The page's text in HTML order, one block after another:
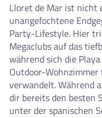
Lloret de Mar ist nicht
unangefochtene
Party-Lifestyle. Hier
Megaclubs auf das
während sich die
Outdoor-
verwandelt. Während
dir bereits den besten
unter der spanischen